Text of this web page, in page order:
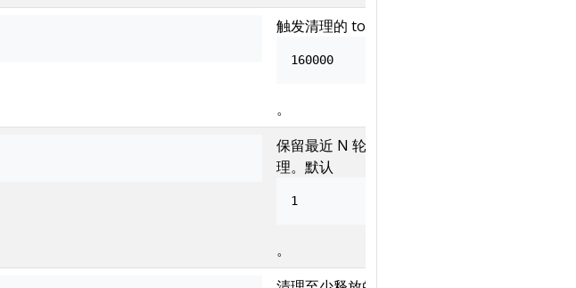
触发清理的 token 阈值。默认
160000
。
保留最近 N 轮 assistant 消息不清
理。默认
1
。